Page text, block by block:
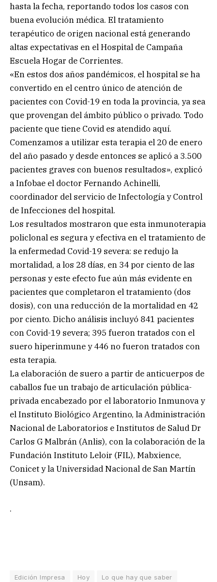
hasta la fecha, reportando todos los casos con
buena evolución médica. El tratamiento
terapéutico de origen nacional está generando
altas expectativas en el Hospital de Campaña
Escuela Hogar de Corrientes.
«En estos dos años pandémicos, el hospital se ha
convertido en el centro único de atención de
pacientes con Covid-19 en toda la provincia, ya sea
que provengan del ámbito público o privado. Todo
paciente que tiene Covid es atendido aquí.
Comenzamos a utilizar esta terapia el 20 de enero
del año pasado y desde entonces se aplicó a 3.500
pacientes graves con buenos resultados», explicó
a Infobae el doctor Fernando Achinelli,
coordinador del servicio de Infectología y Control
de Infecciones del hospital.
Los resultados mostraron que esta inmunoterapia
policlonal es segura y efectiva en el tratamiento de
la enfermedad Covid-19 severa: se redujo la
mortalidad, a los 28 días, en 34 por ciento de las
personas y este efecto fue aún más evidente en
pacientes que completaron el tratamiento (dos
dosis), con una reducción de la mortalidad en 42
por ciento. Dicho análisis incluyó 841 pacientes
con Covid-19 severa; 395 fueron tratados con el
suero hiperinmune y 446 no fueron tratados con
esta terapia.
La elaboración de suero a partir de anticuerpos de
caballos fue un trabajo de articulación pública-
privada encabezado por el laboratorio Inmunova y
el Instituto Biológico Argentino, la Administración
Nacional de Laboratorios e Institutos de Salud Dr
Carlos G Malbrán (Anlis), con la colaboración de la
Fundación Instituto Leloir (FIL), Mabxience,
Conicet y la Universidad Nacional de San Martín
(Unsam).
.
Edición Impresa Hoy Lo que hay que saber